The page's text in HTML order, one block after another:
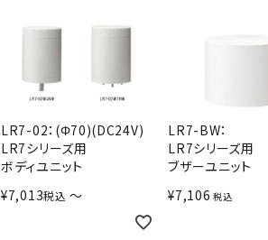
LR7-02：(Φ70)(DC24V)
LR7シリーズ用
ボディユニット
¥7,013税込 〜
LR7-BW：
LR7シリーズ用
ブザーユニット
¥7,106 税込